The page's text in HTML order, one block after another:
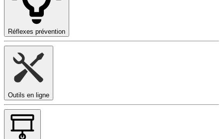
Réflexes prévention
Outils en ligne